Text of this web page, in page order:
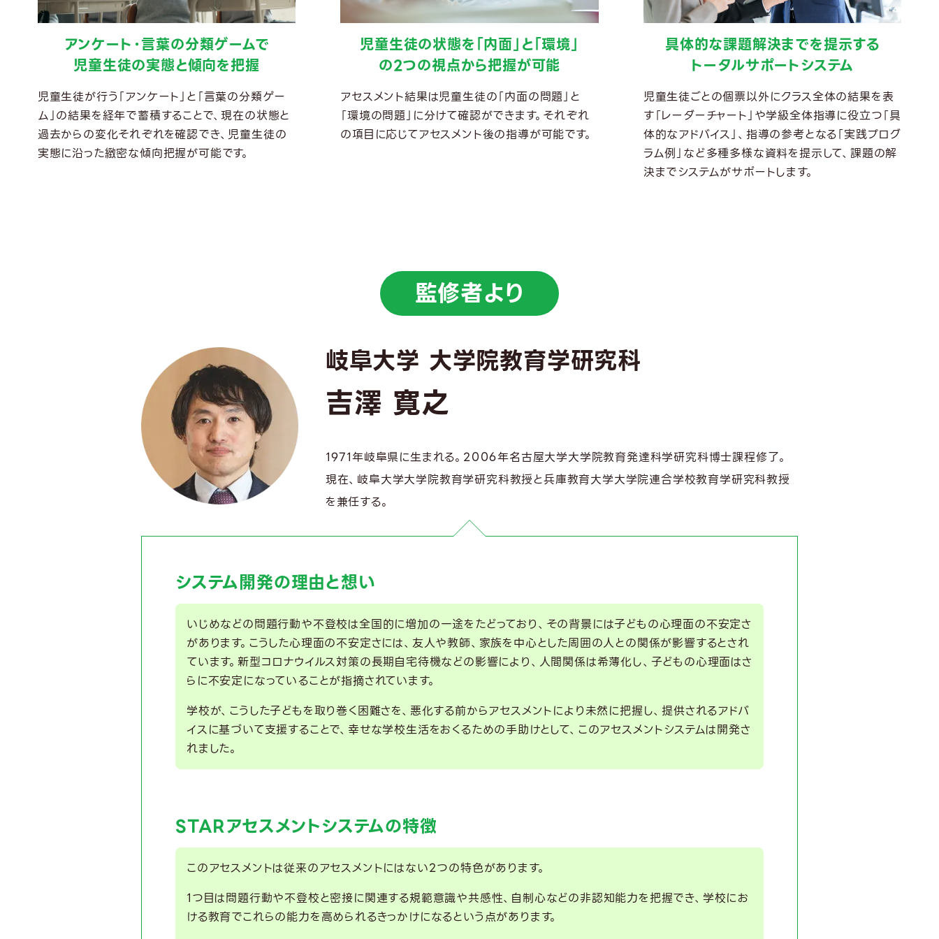
アンケート・言葉の分類ゲームで
児童生徒の実態と傾向を把握
児童生徒が行う「アンケート」と「言葉の分類ゲー
ム」の結果を経年で蓄積することで、現在の状態と
過去からの変化それぞれを確認でき、児童生徒の
実態に沿った緻密な傾向把握が可能です。
児童生徒の状態を「内面」と「環境」
の2つの視点から把握が可能
アセスメント結果は児童生徒の「内面の問題」と
「環境の問題」に分けて確認ができます。それぞれ
の項目に応じてアセスメント後の指導が可能です。
具体的な課題解決までを提示する
トータルサポートシステム
児童生徒ごとの個票以外にクラス全体の結果を表
す「レーダーチャート」や学級全体指導に役立つ「具
体的なアドバイス」、指導の参考となる「実践プログ
ラム例」など多種多様な資料を提示して、課題の解
決までシステムがサポートします。
監修者より
岐阜大学 大学院教育学研究科
吉澤 寛之
1971年岐阜県に生まれる。2006年名古屋大学大学院教育発達科学研究科博士課程修了。
現在、岐阜大学大学院教育学研究科教授と兵庫教育大学大学院連合学校教育学研究科教授
を兼任する。
システム開発の理由と想い
いじめなどの問題行動や不登校は全国的に増加の一途をたどっており、その背景には子どもの心理面の不安定さ
があります。こうした心理面の不安定さには、友人や教師、家族を中心とした周囲の人との関係が影響するとされ
ています。新型コロナウイルス対策の長期自宅待機などの影響により、人間関係は希薄化し、子どもの心理面はさ
らに不安定になっていることが指摘されています。
学校が、こうした子どもを取り巻く困難さを、悪化する前からアセスメントにより未然に把握し、提供されるアドバ
イスに基づいて支援することで、幸せな学校生活をおくるための手助けとして、このアセスメントシステムは開発さ
れました。
STARアセスメントシステムの特徴
このアセスメントは従来のアセスメントにはない2つの特色があります。
1つ目は問題行動や不登校と密接に関連する規範意識や共感性、自制心などの非認知能力を把握でき、学校にお
ける教育でこれらの能力を高められるきっかけになるという点があります。